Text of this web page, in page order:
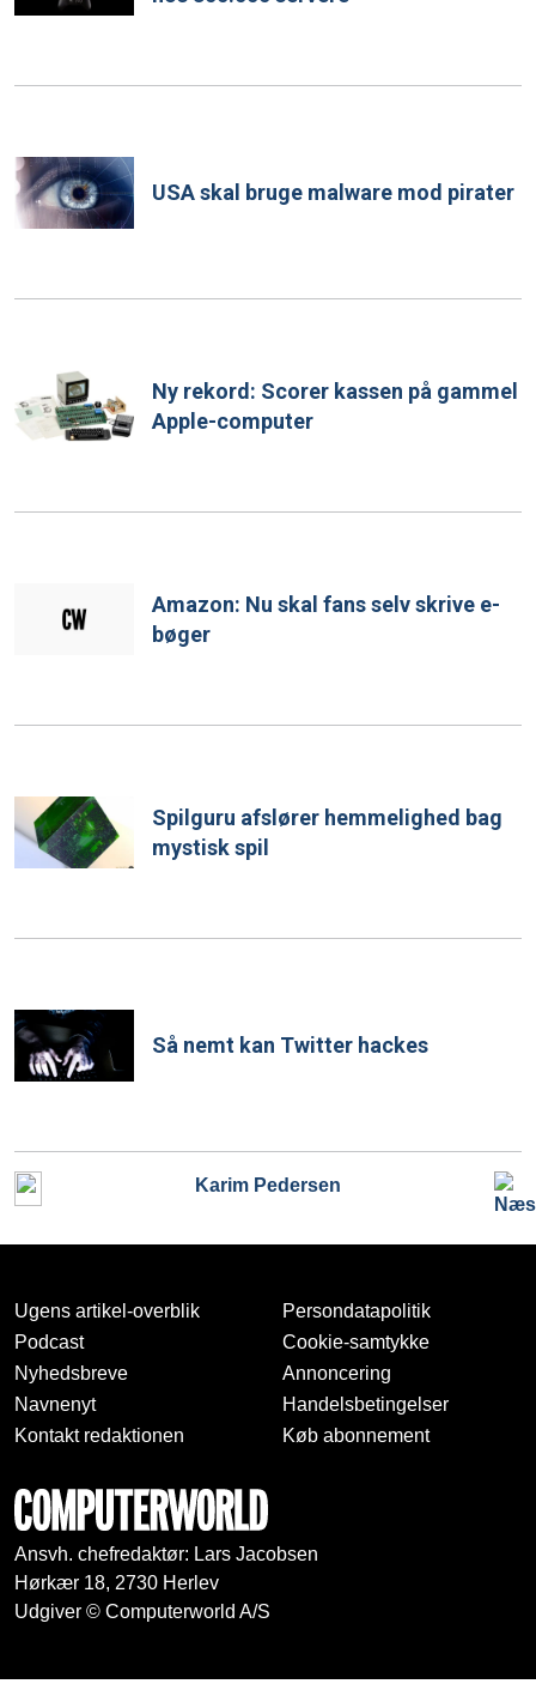
USA skal bruge malware mod pirater
Ny rekord: Scorer kassen på gammel
Apple-computer
Amazon: Nu skal fans selv skrive e-
bøger
Spilguru afslører hemmelighed bag
mystisk spil
Så nemt kan Twitter hackes
Karim Pedersen
Ugens artikel-overblik
Podcast
Nyhedsbreve
Navnenyt
Kontakt redaktionen
Persondatapolitik
Cookie-samtykke
Annoncering
Handelsbetingelser
Køb abonnement
Ansvh. chefredaktør: Lars Jacobsen
Hørkær 18, 2730 Herlev
Udgiver © Computerworld A/S